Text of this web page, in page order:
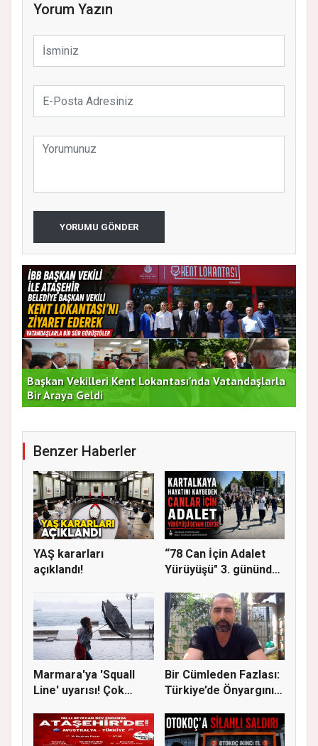
Yorum Yazın
YORUMU GÖNDER
Başkan Vekilleri Kent Lokantası'nda Vatandaşlarla
Bir Araya Geldi
Benzer Haberler
YAŞ kararları
açıklandı!
“78 Can İçin Adalet
Yürüyüşü" 3. gününde
Marmara'ya 'Squall
Line' uyarısı! Çok
Bir Cümleden Fazlası:
Türkiye’de Önyargının